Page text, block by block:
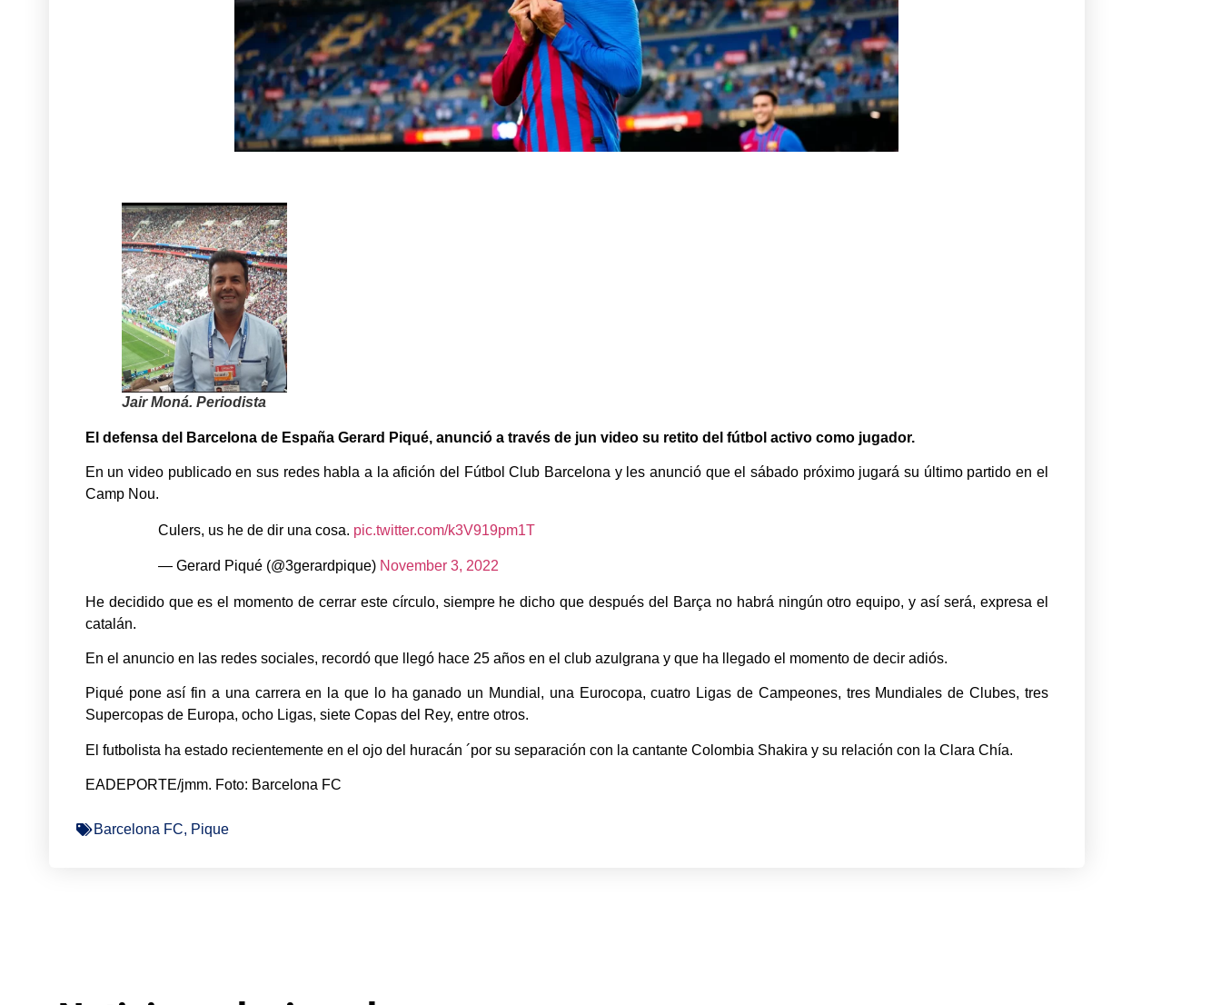
Jair Moná. Periodista
El defensa del Barcelona de España Gerard Piqué, anunció a través de jun video su retito del fútbol activo como jugador.
En un video publicado en sus redes habla a la afición del Fútbol Club Barcelona y les anunció que el sábado próximo jugará su último partido en el
Camp Nou.
Culers, us he de dir una cosa. pic.twitter.com/k3V919pm1T
— Gerard Piqué (@3gerardpique) November 3, 2022
He decidido que es el momento de cerrar este círculo, siempre he dicho que después del Barça no habrá ningún otro equipo, y así será, expresa el
catalán.
En el anuncio en las redes sociales, recordó que llegó hace 25 años en el club azulgrana y que ha llegado el momento de decir adiós.
Piqué pone así fin a una carrera en la que lo ha ganado un Mundial, una Eurocopa, cuatro Ligas de Campeones, tres Mundiales de Clubes, tres
Supercopas de Europa, ocho Ligas, siete Copas del Rey, entre otros.
El futbolista ha estado recientemente en el ojo del huracán ´por su separación con la cantante Colombia Shakira y su relación con la Clara Chía.
EADEPORTE/jmm. Foto: Barcelona FC
Barcelona FC, Pique